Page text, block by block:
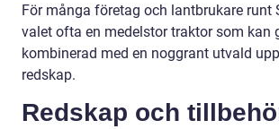
För många företag och lantbrukare runt
valet ofta en medelstor traktor som kan
kombinerad med en noggrant utvald
redskap.
Redskap och